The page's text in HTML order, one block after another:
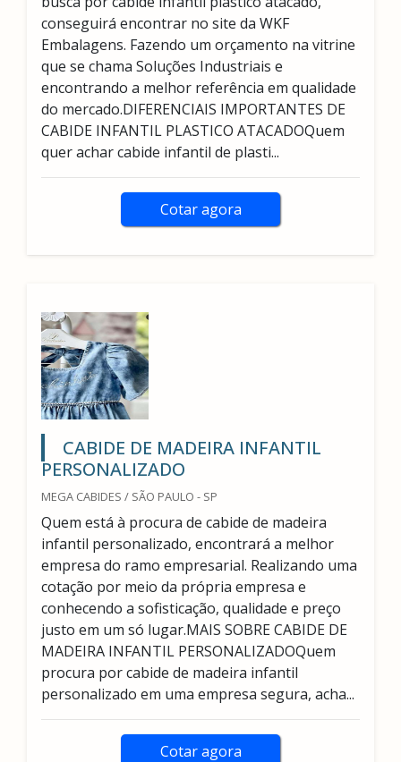
conseguirá encontrar no site da WKF
Embalagens. Fazendo um orçamento na vitrine
que se chama Soluções Industriais e
encontrando a melhor referência em qualidade
do mercado.DIFERENCIAIS IMPORTANTES DE
CABIDE INFANTIL PLASTICO ATACADOQuem
quer achar cabide infantil de plasti...
Cotar agora
CABIDE DE MADEIRA INFANTIL
PERSONALIZADO
MEGA CABIDES / SÃO PAULO - SP
Quem está à procura de cabide de madeira
infantil personalizado, encontrará a melhor
empresa do ramo empresarial. Realizando uma
cotação por meio da própria empresa e
conhecendo a sofisticação, qualidade e preço
justo em um só lugar.MAIS SOBRE CABIDE DE
MADEIRA INFANTIL PERSONALIZADOQuem
procura por cabide de madeira infantil
personalizado em uma empresa segura, acha...
Cotar agora